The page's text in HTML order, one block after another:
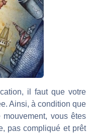
il faut que votre
Ainsi, à condition que
vous êtes
pas compliqué et prêt